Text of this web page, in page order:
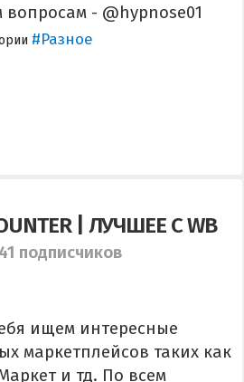
- @hypnose01
#Разное
| ЛУЧШЕЕ С WB
подписчиков
ищем интересные
маркетплейсов таких как
и тд. По всем